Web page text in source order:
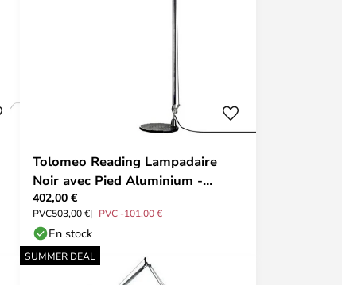
Tolomeo Reading Lampadaire
Noir avec Pied Aluminium -
Artemide
402,00 €
PVC503,00 € PVC -101,00 €
En stock
SUMMER DEAL